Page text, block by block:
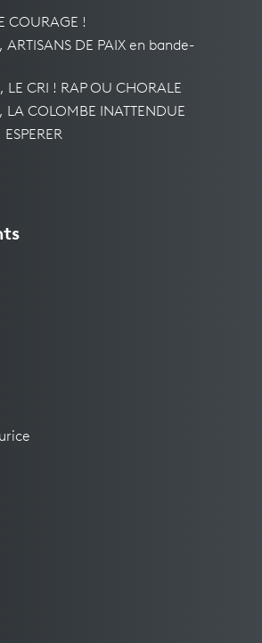
COURAGE !
ARTISANS DE PAIX en bande-
LE CRI ! RAP OU CHORALE
LA COLOMBE INATTENDUE